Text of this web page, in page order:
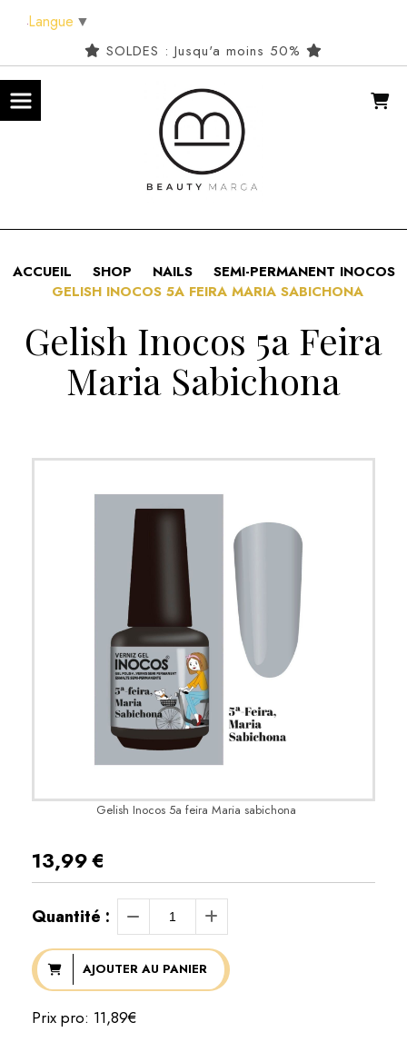
SOLDES : Jusqu'a moins 50%
ACCUEIL SHOP NAILS
SEMI-PERMANENT INOCOS
GELISH INOCOS 5A FEIRA MARIA SABICHONA
Gelish Inocos 5a Feira
Maria Sabichona
Gelish Inocos 5a feira Maria sabichona
13,99€
Quantité :
AJOUTER AU PANIER
Prix pro: 11,89€
Langue ▼